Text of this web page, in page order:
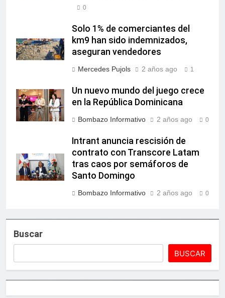
0
Solo 1% de comerciantes del
km9 han sido indemnizados,
aseguran vendedores
Mercedes Pujols 2 años ago 1
Un nuevo mundo del juego crece
en la República Dominicana
Bombazo Informativo 2 años ago 0
Intrant anuncia rescisión de
contrato con Transcore Latam
tras caos por semáforos de
Santo Domingo
Bombazo Informativo 2 años ago 0
Buscar
BUSCAR